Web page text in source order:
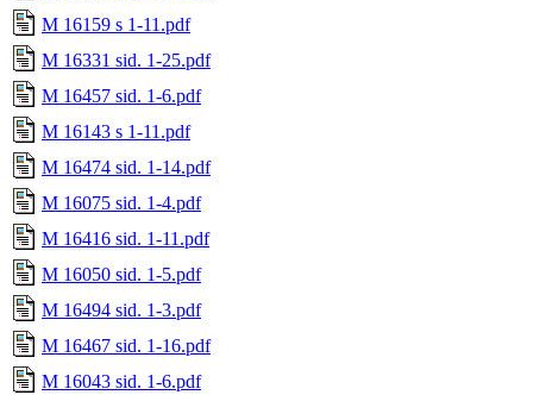
M 16159 s 1-11.pdf
M 16331 sid. 1-25.pdf
M 16457 sid. 1-6.pdf
M 16143 s 1-11.pdf
M 16474 sid. 1-14.pdf
M 16075 sid. 1-4.pdf
M 16416 sid. 1-11.pdf
M 16050 sid. 1-5.pdf
M 16494 sid. 1-3.pdf
M 16467 sid. 1-16.pdf
M 16043 sid. 1-6.pdf